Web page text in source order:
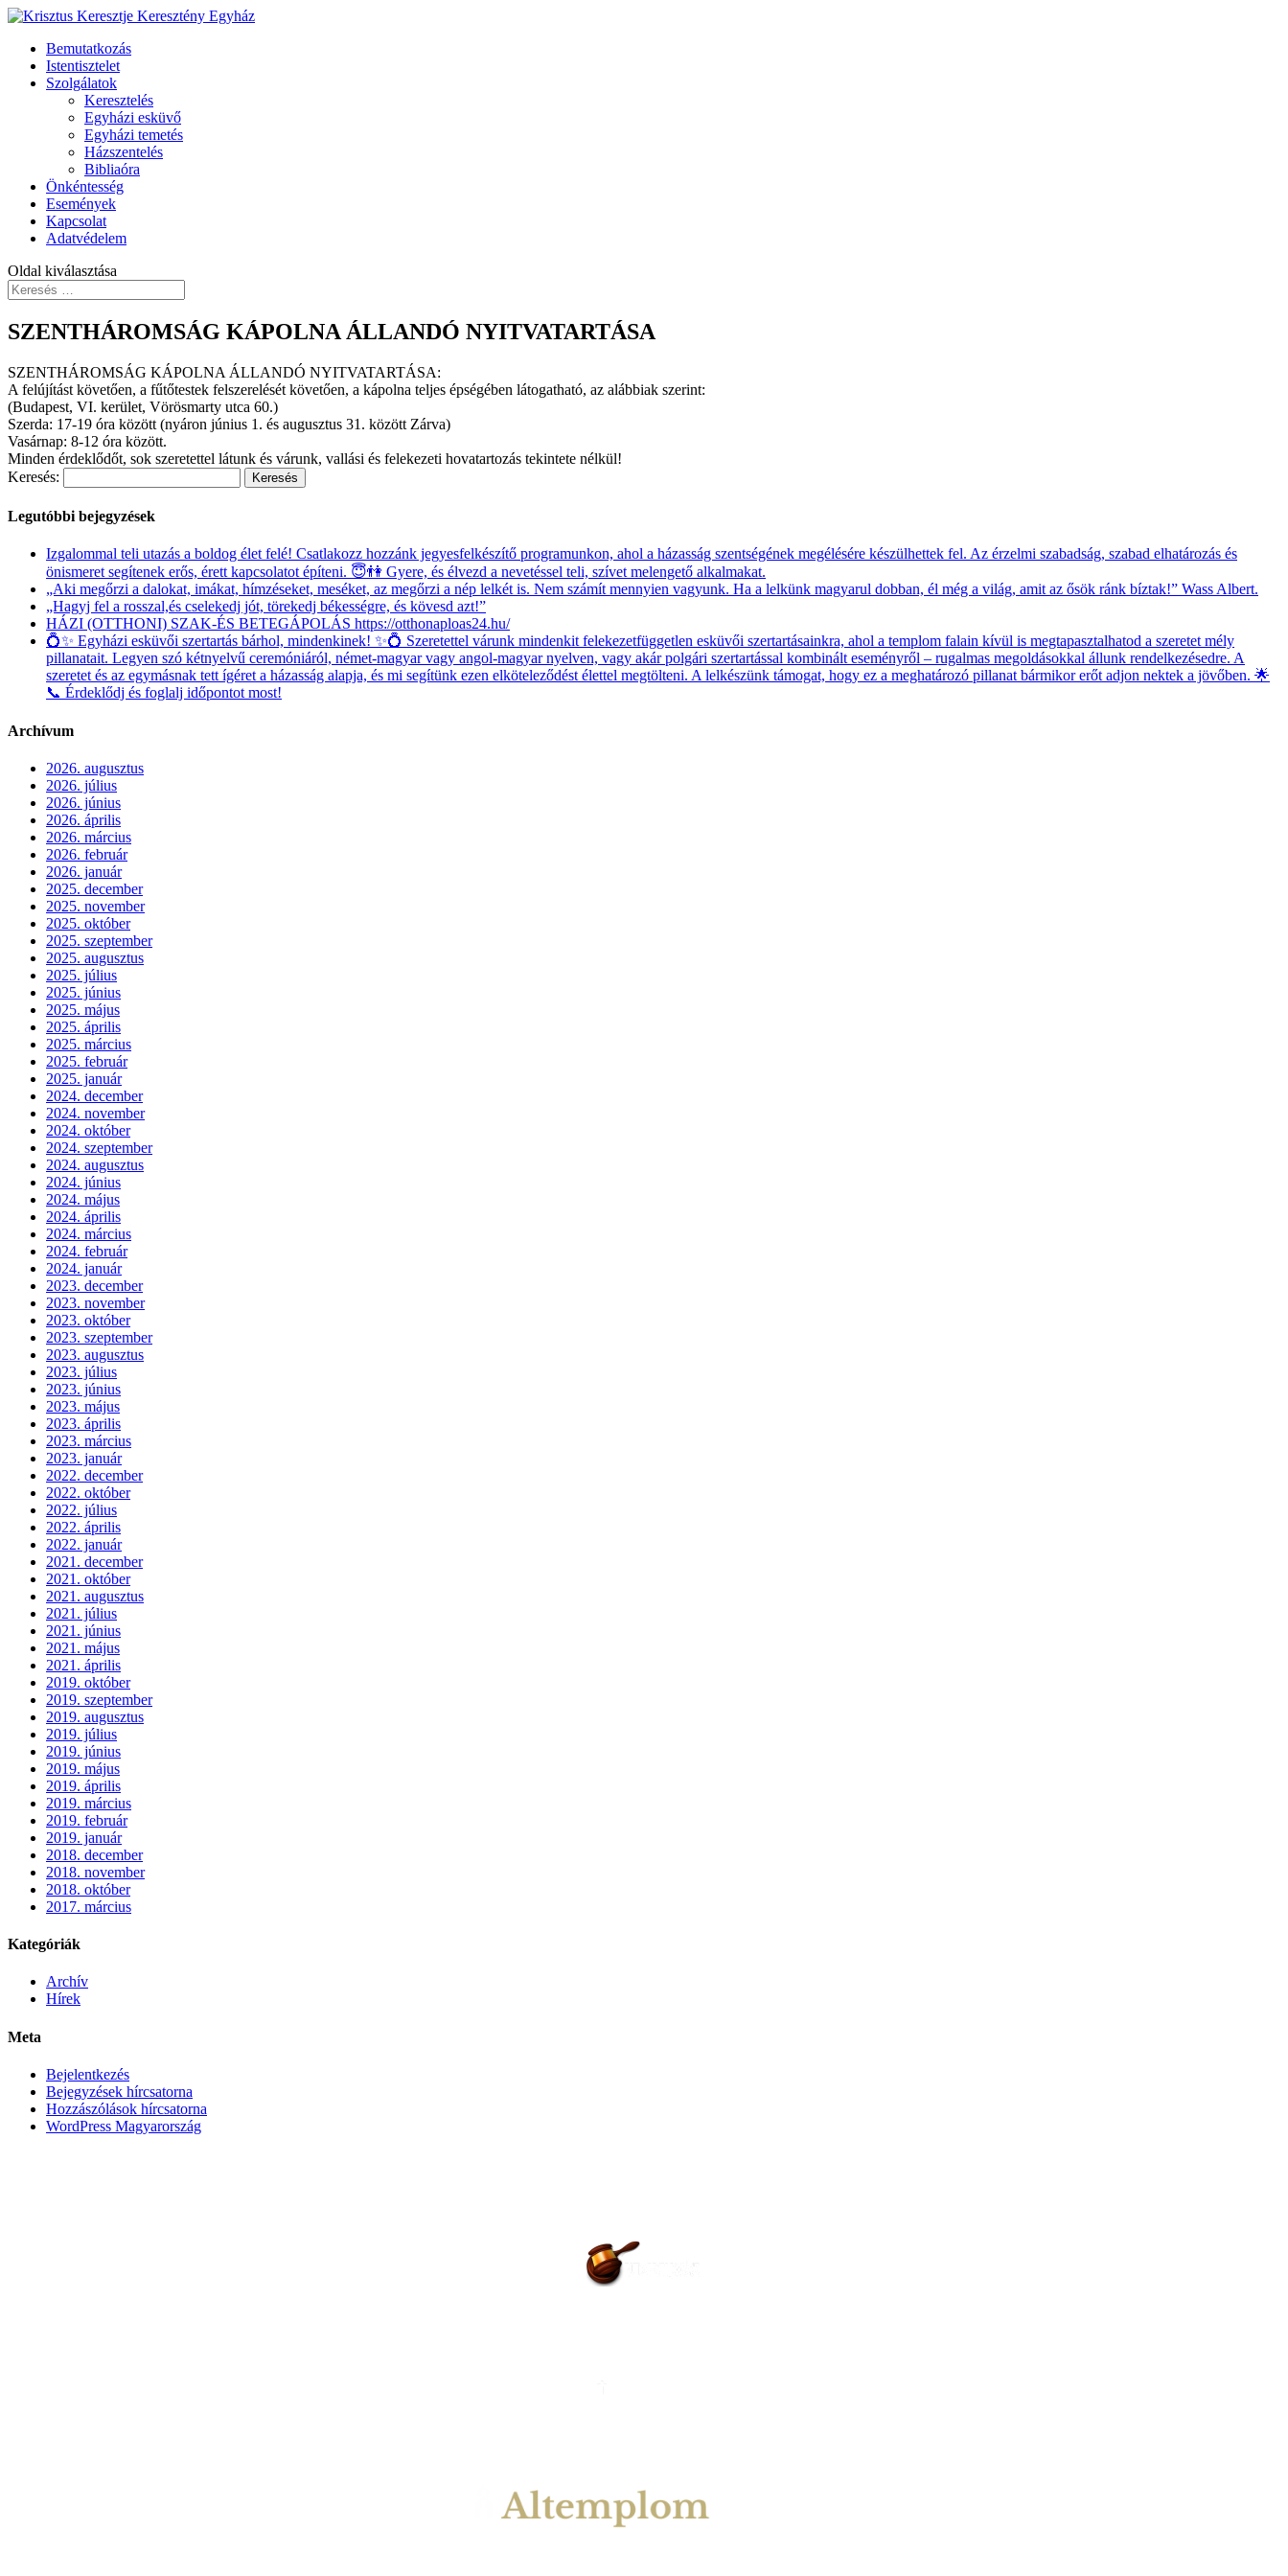
Bemutatkozás
Istentisztelet
Szolgálatok
Keresztelés
Egyházi esküvő
Egyházi temetés
Házszentelés
Bibliaóra
Önkéntesség
Események
Kapcsolat
Adatvédelem
Oldal kiválasztása
SZENTHÁROMSÁG KÁPOLNA ÁLLANDÓ NYITVATARTÁSA
SZENTHÁROMSÁG KÁPOLNA ÁLLANDÓ NYITVATARTÁSA:
A felújítást követően, a fűtőtestek felszerelését követően, a kápolna teljes épségében látogatható, az alábbiak szerint:
(Budapest, VI. kerület, Vörösmarty utca 60.)
Szerda: 17-19 óra között (nyáron június 1. és augusztus 31. között Zárva)
Vasárnap: 8-12 óra között.
Minden érdeklődőt, sok szeretettel látunk és várunk, vallási és felekezeti hovatartozás tekintete nélkül!
Keresés:
Legutóbbi bejegyzések
Izgalommal teli utazás a boldog élet felé! Csatlakozz hozzánk jegyesfelkészítő programunkon, ahol a házasság szentségének megélésére készülhettek fel. Az érzelmi szabadság, szabad elhatározás és
önismeret segítenek erős, érett kapcsolatot építeni. 😇👫 Gyere, és élvezd a nevetéssel teli, szívet melengető alkalmakat.
„Aki megőrzi a dalokat, imákat, hímzéseket, meséket, az megőrzi a nép lelkét is. Nem számít mennyien vagyunk. Ha a lelkünk magyarul dobban, él még a világ, amit az ősök ránk bíztak!” Wass Albert.
„Hagyj fel a rosszal,és cselekedj jót, törekedj békességre, és kövesd azt!”
HÁZI (OTTHONI) SZAK-ÉS BETEGÁPOLÁS https://otthonaploas24.hu/
💍✨ Egyházi esküvői szertartás bárhol, mindenkinek! ✨💍 Szeretettel várunk mindenkit felekezetfüggetlen esküvői szertartásainkra, ahol a templom falain kívül is megtapasztalhatod a szeretet mély
pillanatait. Legyen szó kétnyelvű ceremóniáról, német-magyar vagy angol-magyar nyelven, vagy akár polgári szertartással kombinált eseményről – rugalmas megoldásokkal állunk rendelkezésedre. A
szeretet és az egymásnak tett ígéret a házasság alapja, és mi segítünk ezen elköteleződést élettel megtölteni. A lelkészünk támogat, hogy ez a meghatározó pillanat bármikor erőt adjon nektek a jövőben. 🌟
📞 Érdeklődj és foglalj időpontot most!
Archívum
2026. augusztus
2026. július
2026. június
2026. április
2026. március
2026. február
2026. január
2025. december
2025. november
2025. október
2025. szeptember
2025. augusztus
2025. július
2025. június
2025. május
2025. április
2025. március
2025. február
2025. január
2024. december
2024. november
2024. október
2024. szeptember
2024. augusztus
2024. június
2024. május
2024. április
2024. március
2024. február
2024. január
2023. december
2023. november
2023. október
2023. szeptember
2023. augusztus
2023. július
2023. június
2023. május
2023. április
2023. március
2023. január
2022. december
2022. október
2022. július
2022. április
2022. január
2021. december
2021. október
2021. augusztus
2021. július
2021. június
2021. május
2021. április
2019. október
2019. szeptember
2019. augusztus
2019. július
2019. június
2019. május
2019. április
2019. március
2019. február
2019. január
2018. december
2018. november
2018. október
2017. március
Kategóriák
Archív
Hírek
Meta
Bejelentkezés
Bejegyzések hírcsatorna
Hozzászólások hírcsatorna
WordPress Magyarország